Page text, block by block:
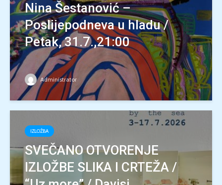
Nina Šestanović –
Poslijepodneva u hladu /
Petak, 31.7.,21:00
Administrator
IZLOŽBA
SVEČANO OTVORENJE
IZLOŽBE SLIKA I CRTEŽA /